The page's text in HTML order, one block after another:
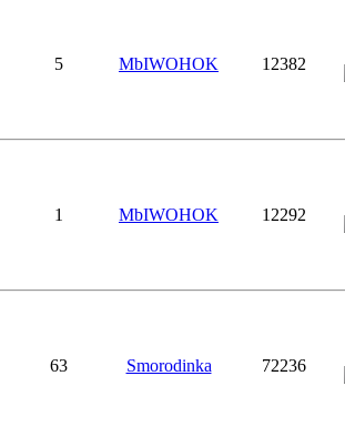
5 MbIWOHOK 12382
1 MbIWOHOK 12292
63 Smorodinka 72236